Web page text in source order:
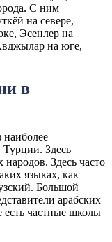
С ним
на севере,
Эсенлер на
на юге,
в
Здесь
Здесь часто
языках, как
Большой
арабских
есть частные школы